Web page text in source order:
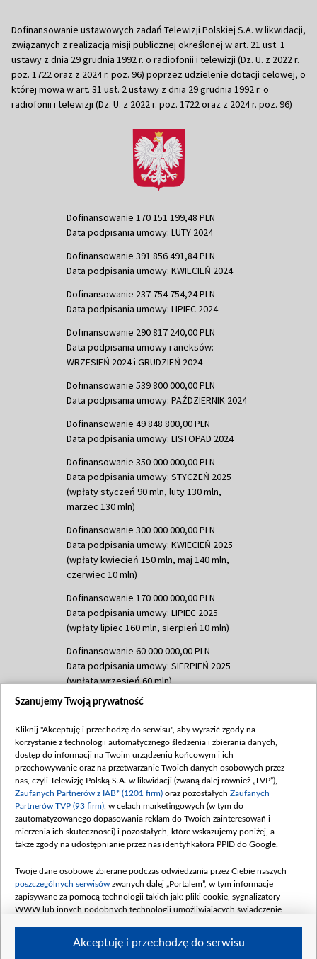
Dofinansowanie ustawowych zadań Telewizji Polskiej S.A. w likwidacji,
związanych z realizacją misji publicznej określonej w art. 21 ust. 1
ustawy z dnia 29 grudnia 1992 r. o radiofonii i telewizji (Dz. U. z 2022 r.
poz. 1722 oraz z 2024 r. poz. 96) poprzez udzielenie dotacji celowej, o
której mowa w art. 31 ust. 2 ustawy z dnia 29 grudnia 1992 r. o
radiofonii i telewizji (Dz. U. z 2022 r. poz. 1722 oraz z 2024 r. poz. 96)
Dofinansowanie 170 151 199,48 PLN
Data podpisania umowy: LUTY 2024
Dofinansowanie 391 856 491,84 PLN
Data podpisania umowy: KWIECIEŃ 2024
Dofinansowanie 237 754 754,24 PLN
Data podpisania umowy: LIPIEC 2024
Dofinansowanie 290 817 240,00 PLN
Data podpisania umowy i aneksów:
WRZESIEŃ 2024 i GRUDZIEŃ 2024
Dofinansowanie 539 800 000,00 PLN
Data podpisania umowy: PAŹDZIERNIK 2024
Dofinansowanie 49 848 800,00 PLN
Data podpisania umowy: LISTOPAD 2024
Dofinansowanie 350 000 000,00 PLN
Data podpisania umowy: STYCZEŃ 2025
(wpłaty styczeń 90 mln, luty 130 mln,
marzec 130 mln)
Dofinansowanie 300 000 000,00 PLN
Data podpisania umowy: KWIECIEŃ 2025
(wpłaty kwiecień 150 mln, maj 140 mln,
czerwiec 10 mln)
Dofinansowanie 170 000 000,00 PLN
Data podpisania umowy: LIPIEC 2025
(wpłaty lipiec 160 mln, sierpień 10 mln)
Dofinansowanie 60 000 000,00 PLN
Data podpisania umowy: SIERPIEŃ 2025
(wpłata wrzesień 60 mln)
Dofinansowanie 635 783 051,21 PLN
(wpłata wrzesień 100 mln, październik 350
mln, listopad 265 mln)
Dofinansowanie 48 862 000,00 PLN
Data podpisania umowy: GRUDZIEŃ 2025
(wpłata grudzień 60,548 mln)
Dofinansowanie 900 000 000,00 PLN
Data podpisania umowy: LUTY 2026 (wpłata
kwiecień 180 mln, 7 maja 180 mln, 8
czerwca 90 mln)
Dofinansowanie 250 000 000,00 PLN
4 sierpnia 250 mln
Szanujemy Twoją prywatność
Kliknij "Akceptuję i przechodzę do serwisu", aby wyrazić zgody na
korzystanie z technologii automatycznego śledzenia i zbierania danych,
dostęp do informacji na Twoim urządzeniu końcowym i ich
przechowywanie oraz na przetwarzanie Twoich danych osobowych przez
nas, czyli Telewizję Polską S.A. w likwidacji (zwaną dalej również „TVP”),
Zaufanych Partnerów z IAB* (1201 firm) oraz pozostałych Zaufanych
Partnerów TVP (93 firm) , w celach marketingowych (w tym do
zautomatyzowanego dopasowania reklam do Twoich zainteresowań i
mierzenia ich skuteczności) i pozostałych, które wskazujemy poniżej, a
także zgody na udostępnianie przez nas identyfikatora PPID do Google.
Twoje dane osobowe zbierane podczas odwiedzania przez Ciebie naszych
poszczególnych serwisów zwanych dalej „Portalem”, w tym informacje
zapisywane za pomocą technologii takich jak: pliki cookie, sygnalizatory
WWW lub innych podobnych technologii umożliwiających świadczenie
Akceptuję i przechodzę do serwisu